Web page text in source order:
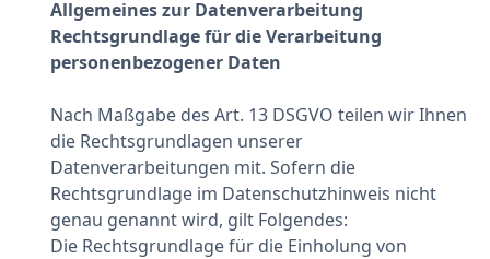
Allgemeines zur Datenverarbeitung
Rechtsgrundlage für die Verarbeitung
personenbezogener Daten
Nach Maßgabe des Art. 13 DSGVO teilen wir Ihnen
die Rechtsgrundlagen unserer
Datenverarbeitungen mit. Sofern die
Rechtsgrundlage im Datenschutzhinweis nicht
genau genannt wird, gilt Folgendes:
Die Rechtsgrundlage für die Einholung von